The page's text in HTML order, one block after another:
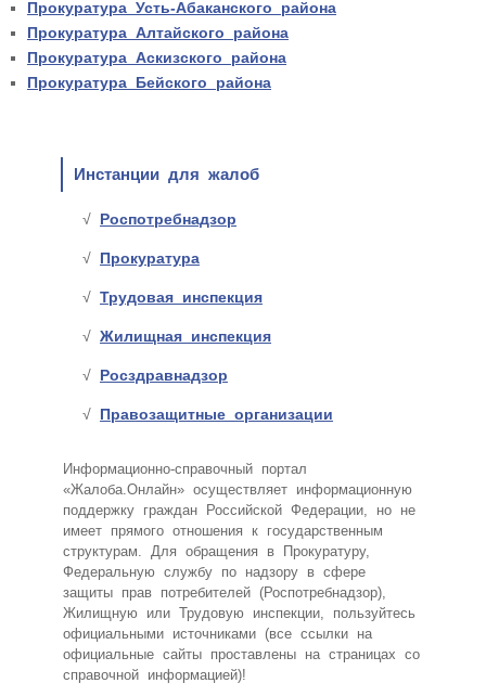
Прокуратура Усть-Абаканского района
Прокуратура Алтайского района
Прокуратура Аскизского района
Прокуратура Бейского района
Инстанции для жалоб
Роспотребнадзор
Прокуратура
Трудовая инспекция
Жилищная инспекция
Росздравнадзор
Правозащитные организации
Информационно-справочный портал
«Жалоба.Онлайн» осуществляет информационную
поддержку граждан Российской Федерации, но не
имеет прямого отношения к государственным
структурам. Для обращения в Прокуратуру,
Федеральную службу по надзору в сфере
защиты прав потребителей (Роспотребнадзор),
Жилищную или Трудовую инспекции, пользуйтесь
официальными источниками (все ссылки на
официальные сайты проставлены на страницах со
справочной информацией)!